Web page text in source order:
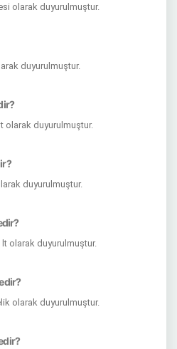
olarak duyurulmuştur.
duyurulmuştur.
olarak duyurulmuştur.
duyurulmuştur.
olarak duyurulmuştur.
olarak duyurulmuştur.